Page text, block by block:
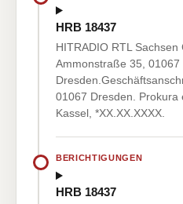
HRB 18437
HITRADIO RTL Sachsen
Ammonstraße 35, 01067
01067 Dresden. Prokura
Kassel, *XX.XX.XXXX.
BERICHTIGUNGEN
HRB 18437